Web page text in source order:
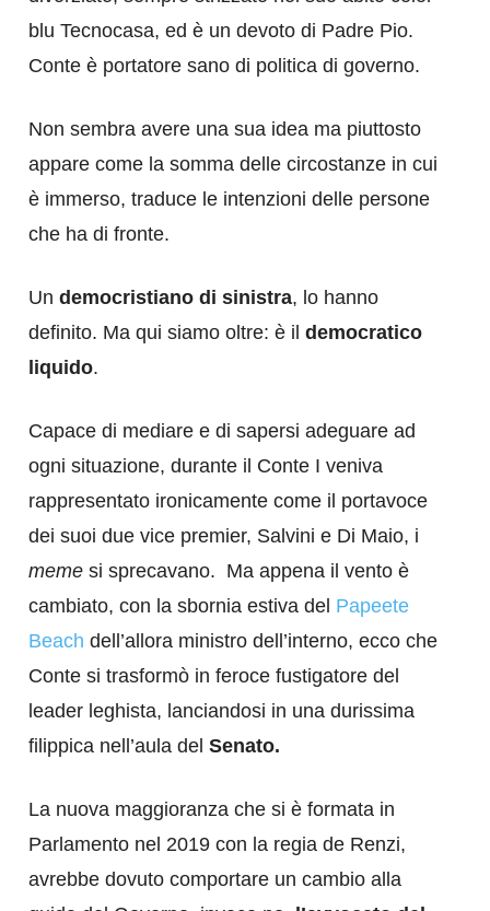
blu Tecnocasa, ed è un devoto di Padre Pio.
Conte è portatore sano di politica di governo.
Non sembra avere una sua idea ma piuttosto
appare come la somma delle circostanze in cui
è immerso, traduce le intenzioni delle persone
che ha di fronte.
Un democristiano di sinistra, lo hanno
definito. Ma qui siamo oltre: è il democratico
liquido.
Capace di mediare e di sapersi adeguare ad
ogni situazione, durante il Conte I veniva
rappresentato ironicamente come il portavoce
dei suoi due vice premier, Salvini e Di Maio, i
meme si sprecavano. Ma appena il vento è
cambiato, con la sbornia estiva del Papeete
Beach dell’allora ministro dell’interno, ecco che
Conte si trasformò in feroce fustigatore del
leader leghista, lanciandosi in una durissima
filippica nell’aula del Senato.
La nuova maggioranza che si è formata in
Parlamento nel 2019 con la regia de Renzi,
avrebbe dovuto comportare un cambio alla